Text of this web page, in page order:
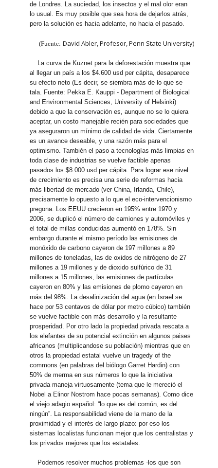
de Londres. La suciedad, los insectos y el mal olor eran
lo usual. Es muy posible que sea hora de dejarlos atrás,
pero la solución es hacia adelante, no hacia el pasado.
(Fuente: David Abler, Profesor, Penn State University)
La curva de Kuznet para la deforestación muestra que
al llegar un país a los $4.600 usd per cápita, desaparece
su efecto neto (Es decir, se siembra más de lo que se
tala. Fuente: Pekka E. Kauppi - Department of Biological
and Environmental Sciences, University of Helsinki)
debido a que la conservación es, aunque no se lo quiera
aceptar, un costo manejable recién para sociedades que
ya aseguraron un mínimo de calidad de vida. Ciertamente
es un avance deseable, y una razón más para el
optimismo. También el paso a tecnologías más limpias en
toda clase de industrias se vuelve factible apenas
pasados los $8.000 usd per cápita. Para lograr ese nivel
de crecimiento es precisa una serie de reformas hacia
más libertad de mercado (ver China, Irlanda, Chile),
precisamente lo opuesto a lo que el eco-intervencionismo
pregona. Los EEUU crecieron en 195% entre 1970 y
2006, se duplicó el número de camiones y automóviles y
el total de millas conducidas aumentó en 178%. Sin
embargo durante el mismo período las emisiones de
monóxido de carbono cayeron de 197 millones a 89
millones de toneladas, las de oxidos de nitrógeno de 27
millones a 19 millones y de dioxido sulfúrico de 31
millones a 15 millones, las emisiones de partículas
cayeron en 80% y las emisiones de plomo cayeron en
más del 98%. La desalinización del agua (en Israel se
hace por 53 centavos de dólar por metro cúbico) también
se vuelve factible con más desarrollo y la resultante
prosperidad. Por otro lado la propiedad privada rescata a
los elefantes de su potencial extinción en algunos paises
africanos (multiplicandose su población) mientras que en
otros la propiedad estatal vuelve un tragedy of the
commons (en palabras del biólogo Garret Hardin) con
50% de merma en sus números lo que la iniciativa
privada maneja virtuosamente (tema que le mereció el
Nobel a Elinor Nostrom hace pocas semanas). Como dice
el viejo adagio español: “lo que es del común, es del
ningún”. La responsabilidad viene de la mano de la
proximidad y el interés de largo plazo: por eso los
sistemas localistas funcionan mejor que los centralistas y
los privados mejores que los estatales.
Podemos resolver muchos problemas -los que son